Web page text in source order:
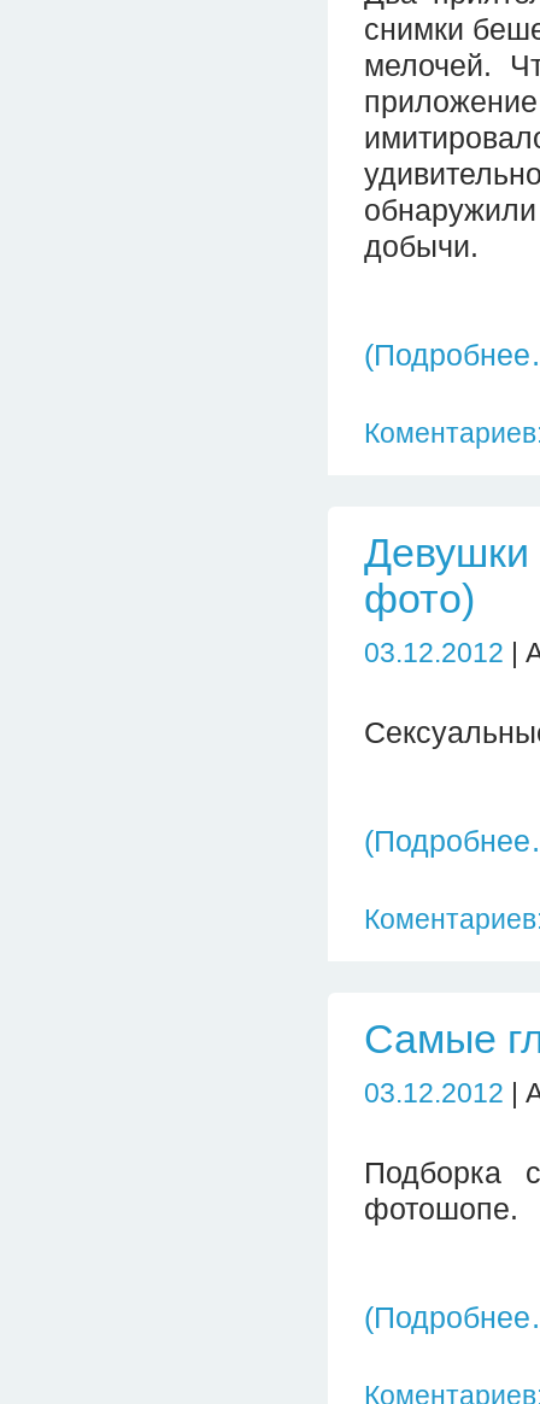
снимки
мелочей.
добычи.
Девушки
фото)
03.12.2012 |
Самые
03.12.2012 |
Подборка
фотошопе.